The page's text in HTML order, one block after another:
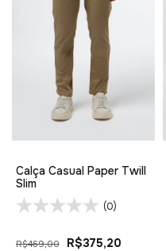
Calça Casual Paper Twill
Slim
(0)
R$469,00 R$375,20